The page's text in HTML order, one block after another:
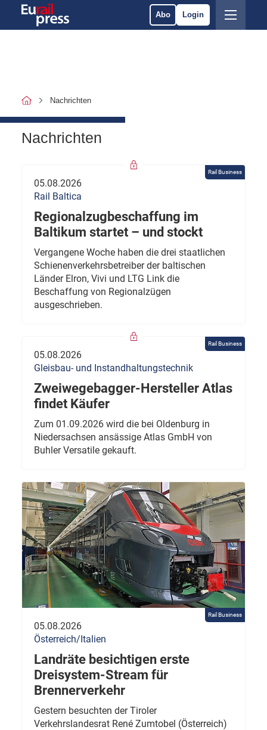
Abo Login
Nachrichten
Nachrichten
Rail Business
05.08.2026
Rail Baltica
Regionalzugbeschaffung im
Baltikum startet – und stockt
Vergangene Woche haben die drei staatlichen
Schienenverkehrsbetreiber der baltischen
Länder Elron, Vivi und LTG Link die
Beschaffung von Regionalzügen
ausgeschrieben.
Rail Business
05.08.2026
Gleisbau- und Instandhaltungstechnik
Zweiwegebagger-Hersteller Atlas
findet Käufer
Zum 01.09.2026 wird die bei Oldenburg in
Niedersachsen ansässige Atlas GmbH von
Buhler Versatile gekauft.
Rail Business
05.08.2026
Österreich/Italien
Landräte besichtigen erste
Dreisystem-Stream für
Brennerverkehr
Gestern besuchten der Tiroler
Verkehrslandesrat René Zumtobel (Österreich)